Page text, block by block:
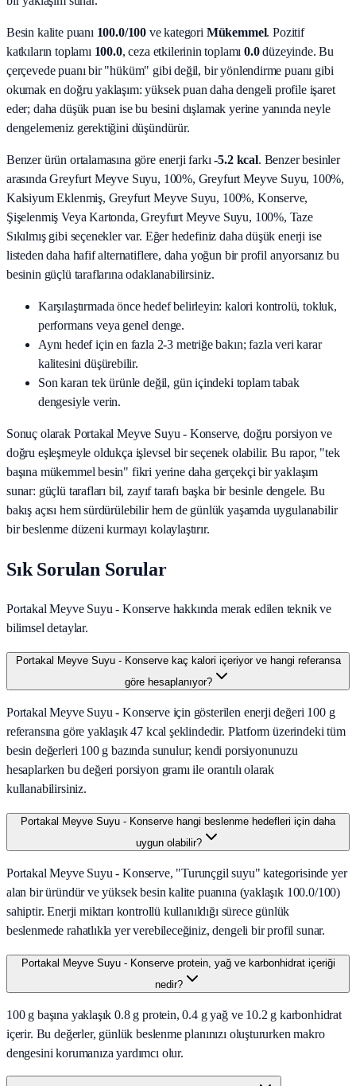
Besin kalite puanı 100.0/100 ve kategori Mükemmel. Pozitif
katkıların toplamı 100.0, ceza etkilerinin toplamı 0.0düzeyinde. Bu
çerçevede puanı bir "hüküm" gibi değil, bir yönlendirme puanı gibi
okumak en doğru yaklaşım: yüksek puan daha dengeli profile işaret
eder; daha düşük puan ise bu besini dışlamak yerine yanında neyle
dengelemeniz gerektiğini düşündürür.
Benzer ürün ortalamasına göre enerji farkı -5.2 kcal. Benzer besinler
arasındaGreyfurt Meyve Suyu, 100%, Greyfurt Meyve Suyu, 100%,
Kalsiyum Eklenmiş, Greyfurt Meyve Suyu, 100%, Konserve,
Şişelenmiş Veya Kartonda, Greyfurt Meyve Suyu, 100%, Taze
Sıkılmışgibi seçenekler var. Eğer hedefiniz daha düşük enerji ise
listeden daha hafif alternatiflere, daha yoğun bir profil arıyorsanız bu
besinin güçlü taraflarına odaklanabilirsiniz.
Karşılaştırmada önce hedef belirleyin: kalori kontrolü, tokluk,
performans veya genel denge.
Aynı hedef için en fazla 2-3 metriğe bakın; fazla veri karar
kalitesini düşürebilir.
Son kararı tek ürünle değil, gün içindeki toplam tabak
dengesiyle verin.
Sonuç olarak Portakal Meyve Suyu - Konserve, doğru porsiyon ve
doğru eşleşmeyle oldukça işlevsel bir seçenek olabilir. Bu rapor, "tek
başına mükemmel besin" fikri yerine daha gerçekçi bir yaklaşım
sunar: güçlü tarafları bil, zayıf tarafı başka bir besinle dengele. Bu
bakış açısı hem sürdürülebilir hem de günlük yaşamda uygulanabilir
bir beslenme düzeni kurmayı kolaylaştırır.
Sık Sorulan Sorular
Portakal Meyve Suyu - Konserve hakkında merak edilen teknik ve
bilimsel detaylar.
Portakal Meyve Suyu - Konserve kaç kalori içeriyor ve hangi referansa
göre hesaplanıyor?
Portakal Meyve Suyu - Konserve için gösterilen enerji değeri 100 g
referansına göre yaklaşık 47 kcal şeklindedir. Platform üzerindeki tüm
besin değerleri 100 g bazında sunulur; kendi porsiyonunuzu
hesaplarken bu değeri porsiyon gramı ile orantılı olarak
kullanabilirsiniz.
Portakal Meyve Suyu - Konserve hangi beslenme hedefleri için daha
uygun olabilir?
Portakal Meyve Suyu - Konserve, "Turunçgil suyu" kategorisinde yer
alan bir üründür ve yüksek besin kalite puanına (yaklaşık 100.0/100)
sahiptir. Enerji miktarı kontrollü kullanıldığı sürece günlük
beslenmede rahatlıkla yer verebileceğiniz, dengeli bir profil sunar.
Portakal Meyve Suyu - Konserve protein, yağ ve karbonhidrat içeriği
nedir?
100 g başına yaklaşık 0.8 g protein, 0.4 g yağ ve 10.2 g karbonhidrat
içerir. Bu değerler, günlük beslenme planınızı oluştururken makro
dengesini korumanıza yardımcı olur.